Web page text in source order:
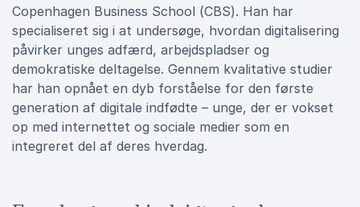
Copenhagen Business School (CBS). Han har
specialiseret sig i at undersøge, hvordan digitalisering
påvirker unges adfærd, arbejdspladser og
demokratiske deltagelse. Gennem kvalitative studier
har han opnået en dyb forståelse for den første
generation af digitale indfødte – unge, der er vokset
op med internettet og sociale medier som en
integreret del af deres hverdag.